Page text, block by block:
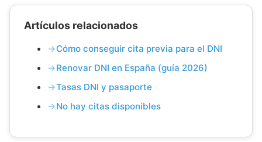
Artículos relacionados
Cómo conseguir cita previa para el DNI
Renovar DNI en España (guía 2026)
Tasas DNI y pasaporte
No hay citas disponibles